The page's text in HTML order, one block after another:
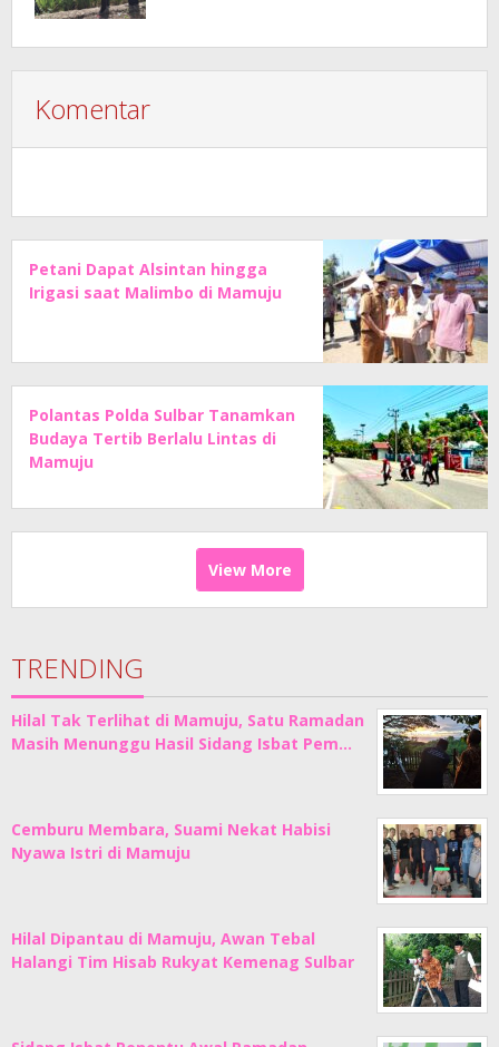
Komentar
Petani Dapat Alsintan hingga
Irigasi saat Malimbo di Mamuju
Polantas Polda Sulbar Tanamkan
Budaya Tertib Berlalu Lintas di
Mamuju
View More
TRENDING
Hilal Tak Terlihat di Mamuju, Satu Ramadan
Masih Menunggu Hasil Sidang Isbat Pem…
Cemburu Membara, Suami Nekat Habisi
Nyawa Istri di Mamuju
Hilal Dipantau di Mamuju, Awan Tebal
Halangi Tim Hisab Rukyat Kemenag Sulbar